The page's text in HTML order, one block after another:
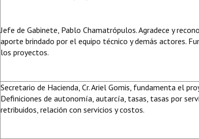
Jefe de Gabinete, Pablo Chamatrópulos. Agradece y
aporte brindado por el equipo técnico y demás actores.
los proyectos.
Secretario de Hacienda, Cr. Ariel Gomis, fundamenta el
Definiciones de autonomía, autarcía, tasas, tasas por
retribuidos, relación con servicios y costos.